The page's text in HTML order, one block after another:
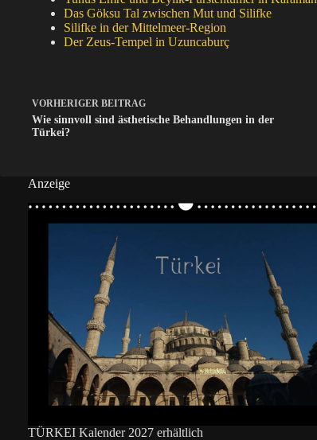
Das Göksu Tal zwischen Mut und Silifke
Silifke in der Mittelmeer-Region
Der Zeus-Tempel in Uzuncaburç
VORHERIGER BEITRAG
Wie sinnvoll sind ästhetische Behandlungen in der
Türkei?
Anzeige
TÜRKEI Kalender 2027 erhältlich